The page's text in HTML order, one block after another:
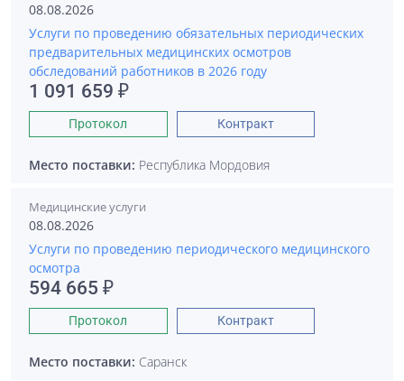
08.08.2026
Услуги по проведению обязательных периодических
предварительных медицинских осмотров
обследований работников в 2026 году
1 091 659 ₽
Протокол Контракт
Место поставки: Республика Мордовия
Медицинские услуги
08.08.2026
Услуги по проведению периодического медицинского
осмотра
594 665 ₽
Протокол Контракт
Место поставки: Саранск